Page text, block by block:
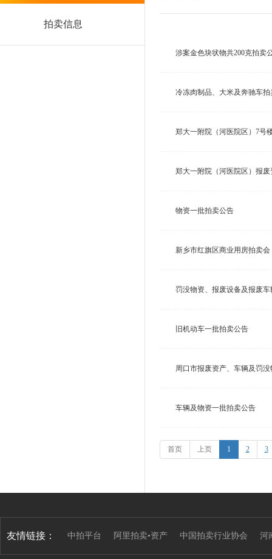
拍卖信息
涉案金色块状物共200克拍卖
冷冻肉制品、大米及奔驰车拍
郑大一附院（河医院区）7号
郑大一附院（河医院区）报废
物资一批拍卖公告
新乡市红旗区商业用房拍卖会
罚没物资、报废设备及报废车
旧机动车一批拍卖公告
周口市报废资产、车辆及罚没
车辆及物资一批拍卖公告
首页 上页 1 2 3
友情链接： 中拍平台 阿里拍卖•资产 中国拍卖行业协会 河